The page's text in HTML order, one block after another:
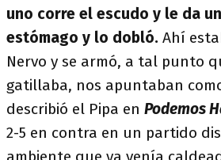
uno corre el escudo y le da
estómago y lo dobló. Ahí
Nervo y se armó, a tal punto
gatillaba, nos apuntaban
describió el Pipa en Podemos
2-5 en contra en un partido